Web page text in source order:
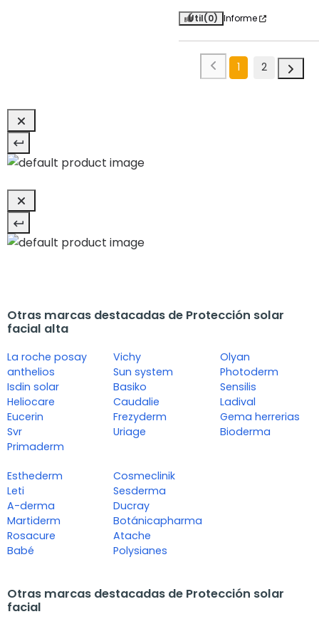
Útil(0) Informe
1 2
Otras marcas destacadas de Protección solar
facial alta
La roche posay
anthelios
Isdin solar
Heliocare
Eucerin
Svr
Primaderm
Vichy
Sun system
Basiko
Caudalie
Frezyderm
Uriage
Olyan
Photoderm
Sensilis
Ladival
Gema herrerias
Bioderma
Esthederm
Leti
A-derma
Martiderm
Rosacure
Babé
Cosmeclinik
Sesderma
Ducray
Botánicapharma
Atache
Polysianes
Otras marcas destacadas de Protección solar
facial